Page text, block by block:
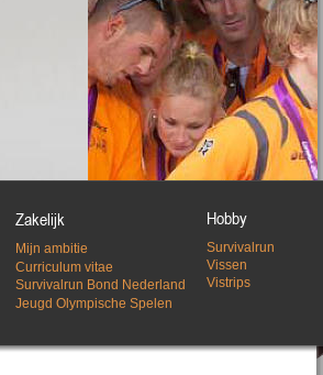
Hobby
Survivalrun
Vissen
Vistrips
Zakelijk
Mijn ambitie
Curriculum vitae
Survivalrun Bond Nederland
Jeugd Olympische Spelen